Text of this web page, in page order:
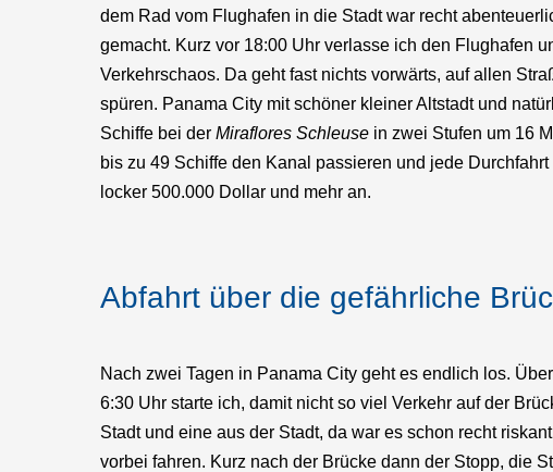
dem Rad vom Flughafen in die Stadt war recht
gemacht. Kurz vor 18:00 Uhr verlasse ich den Flughafen
Verkehrschaos. Da geht fast nichts vorwärts, auf allen
spüren. Panama City mit schöner kleiner Altstadt und
Schiffe bei der Miraflores Schleuse in zwei Stufen um 16
bis zu 49 Schiffe den Kanal passieren und jede
locker 500.000 Dollar und mehr an.
Abfahrt über die gefährliche
Nach zwei Tagen in Panama City geht es endlich los.
6:30 Uhr starte ich, damit nicht so viel Verkehr auf der
Stadt und eine aus der Stadt, da war es schon recht
vorbei fahren. Kurz nach der Brücke dann der Stopp, die